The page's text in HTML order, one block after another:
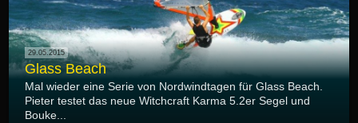
29.05.2015
Glass Beach
Mal wieder eine Serie von Nordwindtagen für Glass Beach.
Pieter testet das neue Witchcraft Karma 5.2er Segel und
Bouke...